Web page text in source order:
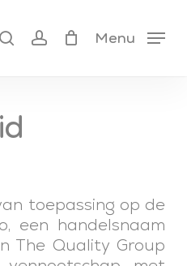
searchaccountMenuclose
cart
toepassing op de
een handelsnaam
The Quality Group